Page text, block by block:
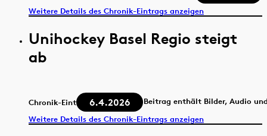
Weitere Details des Chronik-Eintrags anzeigen
Unihockey Basel Regio steigt
ab
Chronik-Eintrag 6.4.2026
Beitrag enthält Bilder, Audio
Weitere Details des Chronik-Eintrags anzeigen